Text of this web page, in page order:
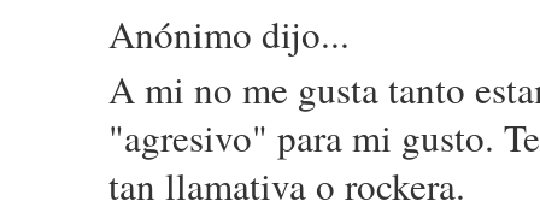
Anónimo dijo...
A mi no me gusta tanto
"agresivo" para mi gusto.
tan llamativa o rockera.